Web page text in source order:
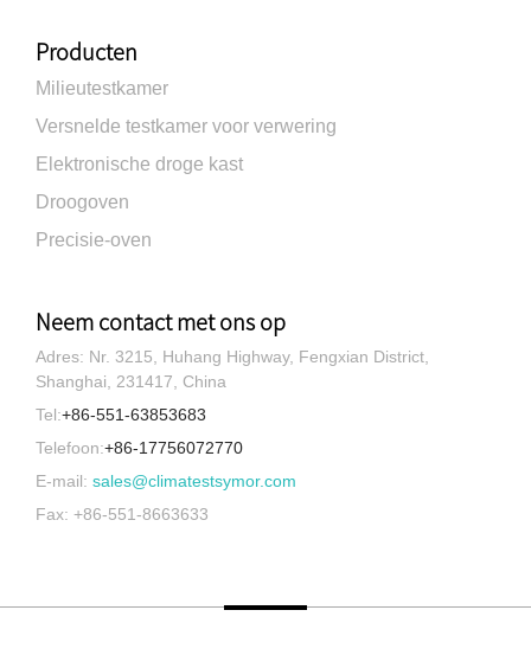
Producten
Milieutestkamer
Versnelde testkamer voor verwering
Elektronische droge kast
Droogoven
Precisie-oven
Neem contact met ons op
Adres: Nr. 3215, Huhang Highway, Fengxian District,
Shanghai, 231417, China
Tel:+86-551-63853683
Telefoon:+86-17756072770
E-mail: sales@climatestsymor.com
Fax: +86-551-8663633